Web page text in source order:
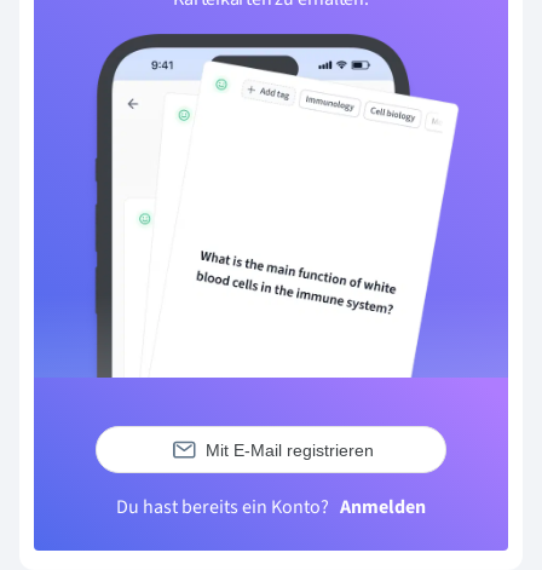
Mit E-Mail registrieren
Du hast bereits ein Konto? Anmelden